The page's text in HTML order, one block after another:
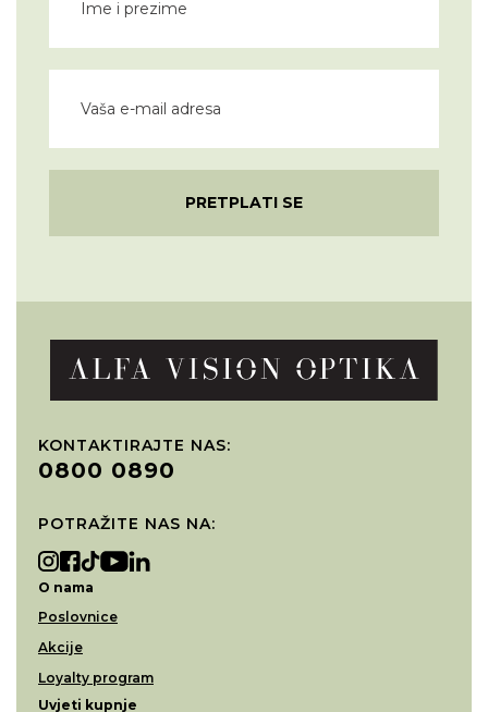
PRETPLATI SE
KONTAKTIRAJTE NAS:
0800 0890
POTRAŽITE NAS NA:
O nama
Poslovnice
Akcije
Loyalty program
Uvjeti kupnje